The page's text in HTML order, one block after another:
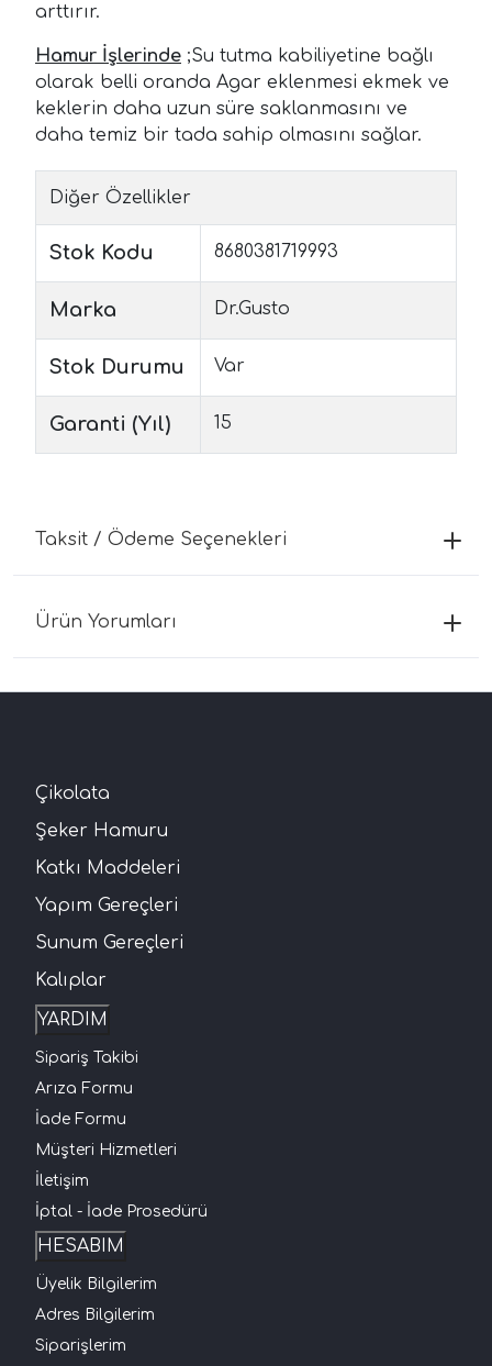
arttırır.
Hamur İşlerinde ;Su tutma kabiliyetine bağlı
olarak belli oranda Agar eklenmesi ekmek ve
keklerin daha uzun süre saklanmasını ve
daha temiz bir tada sahip olmasını sağlar.
Diğer Özellikler
Stok Kodu 8680381719993
Marka Dr.Gusto
Stok Durumu Var
Garanti (Yıl) 15
Taksit / Ödeme Seçenekleri
Ürün Yorumları
Çikolata
Şeker Hamuru
Katkı Maddeleri
Yapım Gereçleri
Sunum Gereçleri
Kalıplar
YARDIM
Sipariş Takibi
Arıza Formu
İade Formu
Müşteri Hizmetleri
İletişim
İptal - İade Prosedürü
HESABIM
Üyelik Bilgilerim
Adres Bilgilerim
Siparişlerim